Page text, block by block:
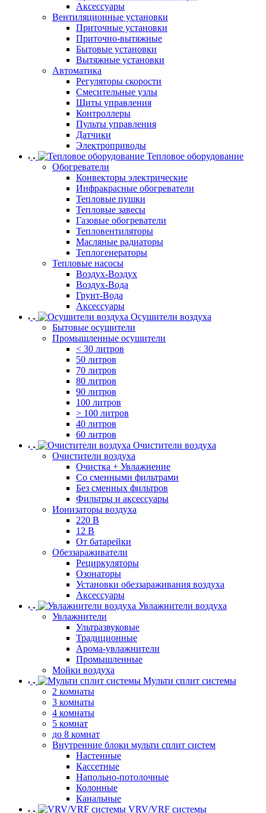
Аксессуары
Вентиляционные установки
Приточные установки
Приточно-вытяжные
Бытовые установки
Вытяжные установки
Автоматика
Регуляторы скорости
Смесительные узлы
Щиты управления
Контроллеры
Пульты управления
Датчики
Электроприводы
Тепловое оборудование
Обогреватели
Конвекторы электрические
Инфракрасные обогреватели
Тепловые пушки
Тепловые завесы
Газовые обогреватели
Тепловентиляторы
Масляные радиаторы
Теплогенераторы
Тепловые насосы
Воздух-Воздух
Воздух-Вода
Грунт-Вода
Аксессуары
Осушители воздуха
Бытовые осушители
Промышленные осушители
< 30 литров
50 литров
70 литров
80 литров
90 литров
100 литров
> 100 литров
40 литров
60 литров
Очистители воздуха
Очистители воздуха
Очистка + Увлажнение
Cо сменными фильтрами
Без сменных фильтров
Фильтры и аксессуары
Ионизаторы воздуха
220 В
12 В
От батарейки
Обеззараживатели
Рециркуляторы
Озонаторы
Установки обеззараживания воздуха
Аксессуары
Увлажнители воздуха
Увлажнители
Ультразвуковые
Традиционные
Арома-увлажнители
Промышленные
Мойки воздуха
Мульти сплит системы
2 комнаты
3 комнаты
4 комнаты
5 комнат
до 8 комнат
Внутренние блоки мульти сплит систем
Настенные
Кассетные
Напольно-потолочные
Колонные
Канальные
VRV/VRF системы